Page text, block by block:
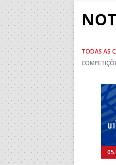
TODAS AS
Anterior